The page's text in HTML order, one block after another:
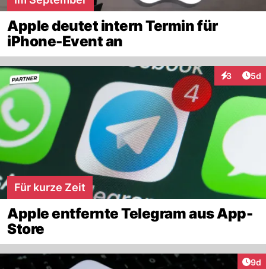
Apple deutet intern Termin für
iPhone-Event an
3 5d
Für kurze Zeit
Apple entfernte Telegram aus App-
Store
9d